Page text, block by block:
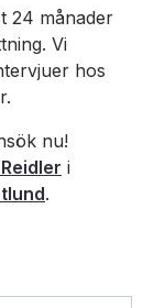
24 månader
Vi
hos
nu!
i
.